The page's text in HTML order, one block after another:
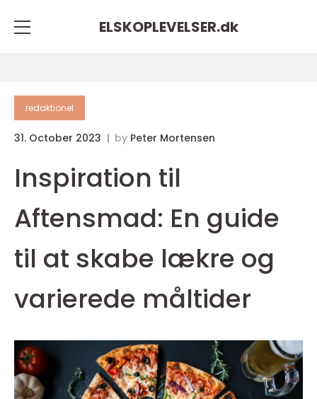
ELSKOPLEVELSER.dk
redaktionel
31. October 2023 by Peter Mortensen
Inspiration til
Aftensmad: En guide
til at skabe lækre og
varierede måltider